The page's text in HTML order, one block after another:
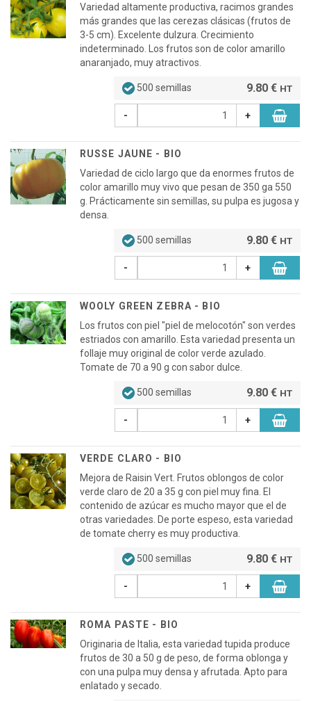
Variedad altamente productiva, racimos grandes
más grandes que las cerezas clásicas (frutos de
3-5 cm). Excelente dulzura. Crecimiento
indeterminado. Los frutos son de color amarillo
anaranjado, muy atractivos.
500 semillas 9.80 € HT
- +
RUSSE JAUNE - BIO
Variedad de ciclo largo que da enormes frutos de
color amarillo muy vivo que pesan de 350 ga 550
g. Prácticamente sin semillas, su pulpa es jugosa y
densa.
500 semillas 9.80 € HT
- +
WOOLY GREEN ZEBRA - BIO
Los frutos con piel "piel de melocotón" son verdes
estriados con amarillo. Esta variedad presenta un
follaje muy original de color verde azulado.
Tomate de 70 a 90 g con sabor dulce.
500 semillas 9.80 € HT
- +
VERDE CLARO - BIO
Mejora de Raisin Vert. Frutos oblongos de color
verde claro de 20 a 35 g con piel muy fina. El
contenido de azúcar es mucho mayor que el de
otras variedades. De porte espeso, esta variedad
de tomate cherry es muy productiva.
500 semillas 9.80 € HT
- +
ROMA PASTE - BIO
Originaria de Italia, esta variedad tupida produce
frutos de 30 a 50 g de peso, de forma oblonga y
con una pulpa muy densa y afrutada. Apto para
enlatado y secado.